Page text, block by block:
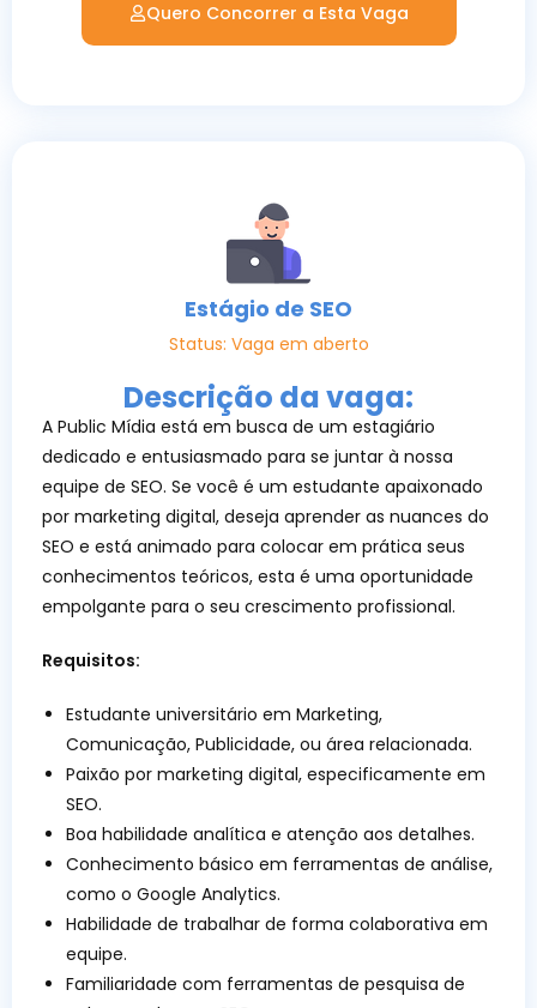
Quero Concorrer a Esta Vaga
Estágio de SEO
Status: Vaga em aberto
Descrição da vaga:
A Public Mídia está em busca de um estagiário
dedicado e entusiasmado para se juntar à nossa
equipe de SEO. Se você é um estudante apaixonado
por marketing digital, deseja aprender as nuances do
SEO e está animado para colocar em prática seus
conhecimentos teóricos, esta é uma oportunidade
empolgante para o seu crescimento profissional.
Requisitos:
Estudante universitário em Marketing,
Comunicação, Publicidade, ou área relacionada.
Paixão por marketing digital, especificamente em
SEO.
Boa habilidade analítica e atenção aos detalhes.
Conhecimento básico em ferramentas de análise,
como o Google Analytics.
Habilidade de trabalhar de forma colaborativa em
equipe.
Familiaridade com ferramentas de pesquisa de